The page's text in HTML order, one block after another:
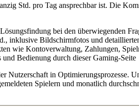
Std. pro Tag ansprechbar ist. Die
bei den überwiegenden
inklusive Bildschirmfotos und
wie Kontoverwaltung, Zahlungen,
Bedienung durch dieser Gaming-Seite
Nutzerschaft in Optimierungsprozesse.
Spielern und monatlich